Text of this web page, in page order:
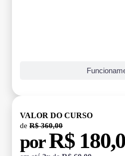
VALOR DO CURSO
de R$ 360,00
porR$